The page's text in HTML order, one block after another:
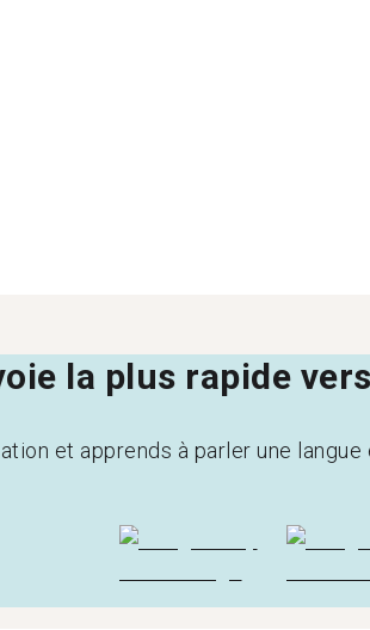
la plus rapide
et apprends à parler une